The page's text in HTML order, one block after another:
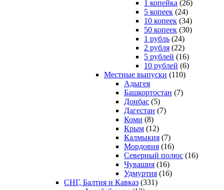
1 копейка (26)
5 копеек (24)
10 копеек (34)
50 копеек (30)
1 рубль (24)
2 рубля (22)
5 рублей (16)
10 рублей (6)
Местные выпуски (110)
Адыгея
Башкортостан (7)
Донбас (5)
Дагестан (7)
Коми (8)
Крым (12)
Калмыкия (7)
Мордовия (16)
Северный полюс (16)
Чувашия (16)
Удмуртия (16)
СНГ, Балтия и Кавказ (331)